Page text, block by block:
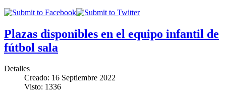
Plazas disponibles en el equipo infantil de
fútbol sala
Detalles
Creado: 16 Septiembre 2022
Visto: 1336